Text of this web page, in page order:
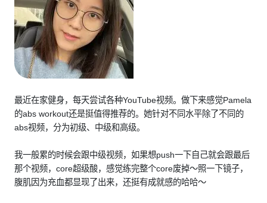
最近在家健身，每天尝试各种YouTube视频。做下来感觉Pamela
的abs workout还是挺值得推荐的。她针对不同水平除了不同的
abs视频，分为初级、中级和高级。
我一般累的时候会跟中级视频，如果想push一下自己就会跟最后
那个视频，core超级酸，感觉练完整个core废掉～照一下镜子，
腹肌因为充血都显现了出来，还挺有成就感的哈哈～